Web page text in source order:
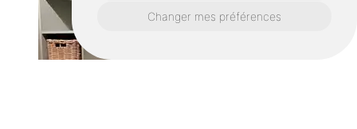
Changer mes préférences